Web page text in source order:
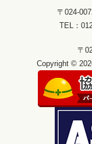
〒024-
TEL：
〒
Copyright ©